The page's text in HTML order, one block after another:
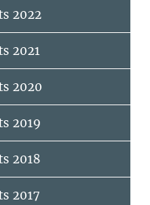
2022
2021
2020
2019
2018
2017